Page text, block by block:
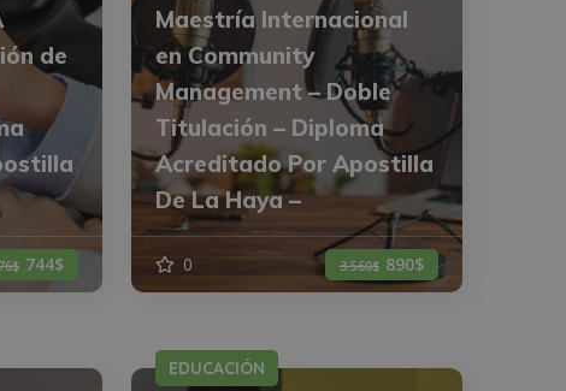
de
744$
Maestría Internacional
en Community
Management – Doble
Titulación – Diploma
Acreditado Por Apostilla
De La Haya –
0 3.560$ 890$
EDUCACIÓN